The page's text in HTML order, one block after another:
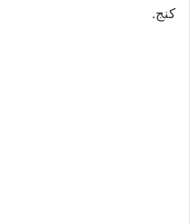
كنج.